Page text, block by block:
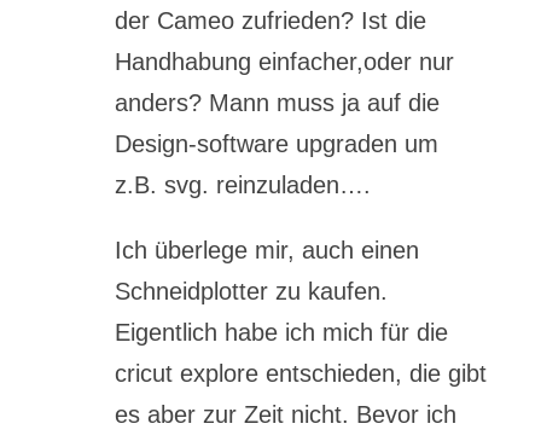
der Cameo zufrieden? Ist die
Handhabung einfacher,oder nur
anders? Mann muss ja auf die
Design-software upgraden um
z.B. svg. reinzuladen….
Ich überlege mir, auch einen
Schneidplotter zu kaufen.
Eigentlich habe ich mich für die
cricut explore entschieden, die gibt
es aber zur Zeit nicht. Bevor ich